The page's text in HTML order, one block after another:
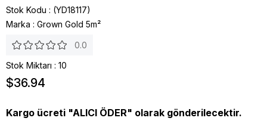
Stok Kodu
(YD18117)
Marka : Grown Gold 5m²
0.0
Stok Miktarı : 10
$36.94
Kargo ücreti "ALICI ÖDER" olarak gönderilecektir.